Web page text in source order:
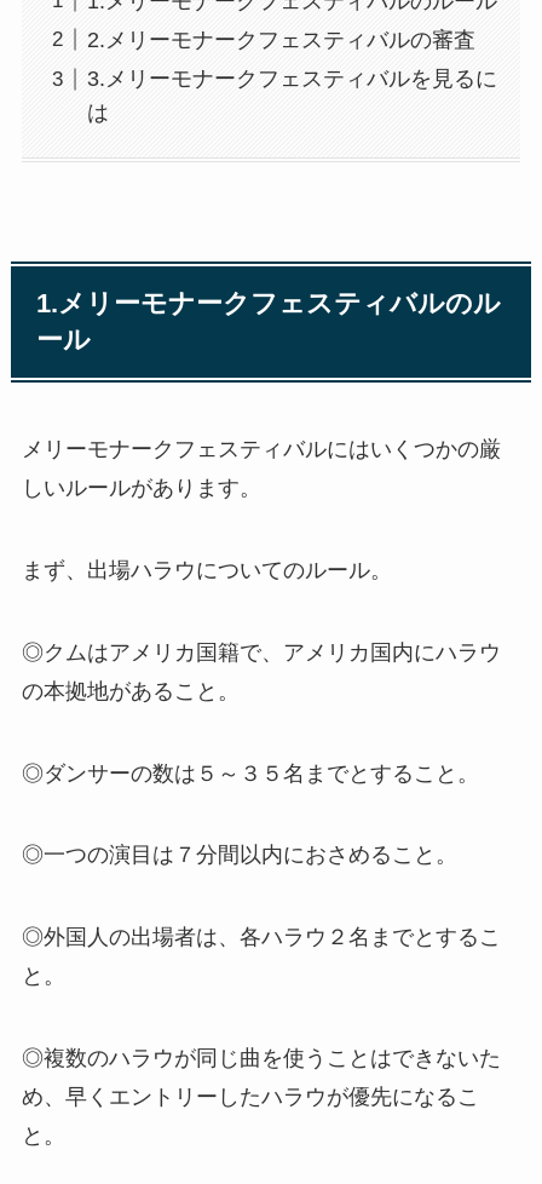
2.メリーモナークフェスティバルの審査
3.メリーモナークフェスティバルを見るに
は
1.メリーモナークフェスティバルのル
ール
メリーモナークフェスティバルにはいくつかの厳
しいルールがあります。
まず、出場ハラウについてのルール。
◎クムはアメリカ国籍で、アメリカ国内にハラウ
の本拠地があること。
◎ダンサーの数は５～３５名までとすること。
◎一つの演目は７分間以内におさめること。
◎外国人の出場者は、各ハラウ２名までとするこ
と。
◎複数のハラウが同じ曲を使うことはできないた
め、早くエントリーしたハラウが優先になるこ
と。